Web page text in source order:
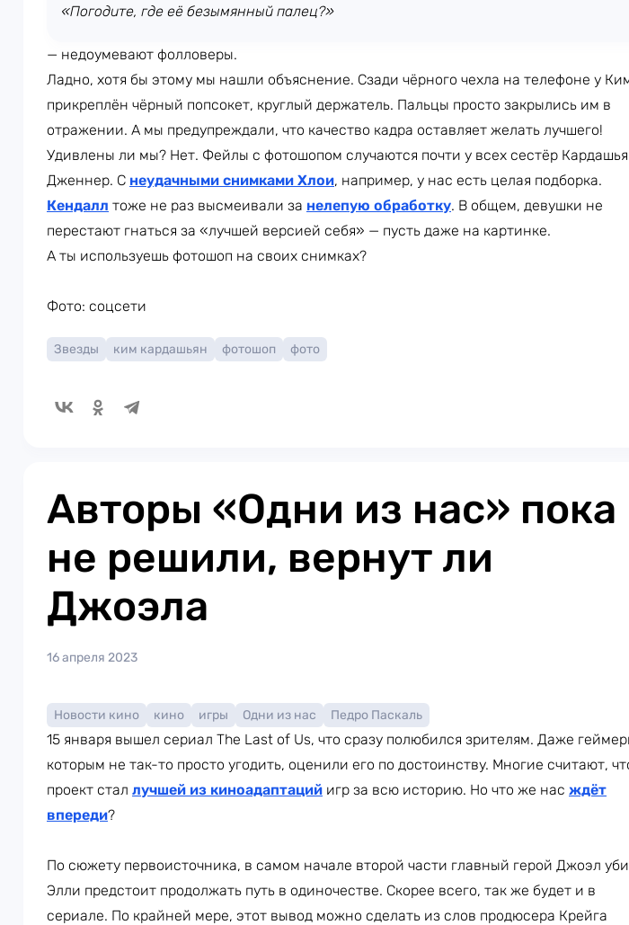
«Погодите, где её безымянный палец?»
— недоумевают фолловеры.
Ладно, хотя бы этому мы нашли объяснение. Сзади чёрного чехла на телефоне у
прикреплён чёрный попсокет, круглый держатель. Пальцы просто закрылись им в
отражении. А мы предупреждали, что качество кадра оставляет желать лучшего!
Удивлены ли мы? Нет. Фейлы с фотошопом случаются почти у всех сестёр
Дженнер. С неудачными снимками Хлои, например, у нас есть целая подборка.
Кендалл тоже не раз высмеивали за нелепую обработку. В общем, девушки не
перестают гнаться за «лучшей версией себя» — пусть даже на картинке.
А ты используешь фотошоп на своих снимках?
Фото: соцсети
Звезды ким кардашьян фотошоп фото
Авторы «Одни из нас» пока
не решили, вернут ли
Джоэла
16 апреля 2023
Новости кино кино игры Одни из нас Педро Паскаль
15 января вышел сериал The Last of Us, что сразу полюбился зрителям. Даже
которым не так-то просто угодить, оценили его по достоинству. Многие считают,
проект стал лучшей из киноадаптаций игр за всю историю. Но что же нас ждёт
впереди?
По сюжету первоисточника, в самом начале второй части главный герой Джоэл
Элли предстоит продолжать путь в одиночестве. Скорее всего, так же будет и в
сериале. По крайней мере, этот вывод можно сделать из слов продюсера Крейга